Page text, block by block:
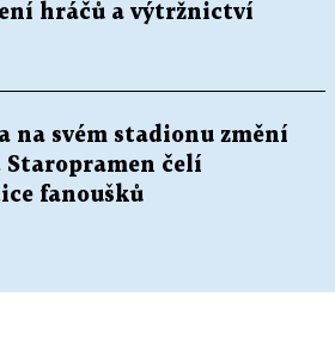
hráčů a výtržnictví
na svém stadionu změní
Staropramen čelí
fanoušků